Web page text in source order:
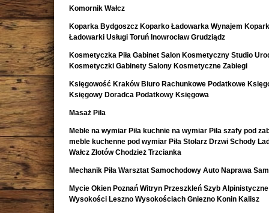
Komornik Wałcz
Koparka Bydgoszcz Koparko Ładowarka Wynajem
Ładowarki Usługi Toruń Inowrocław Grudziądz
Kosmetyczka Piła Gabinet Salon Kosmetyczny Studio
Kosmetyczki Gabinety Salony Kosmetyczne Zabiegi
Księgowość Kraków Biuro Rachunkowe Podatkowe
Księgowy Doradca Podatkowy Księgowa
Masaż Piła
Meble na wymiar Piła kuchnie na wymiar Piła szafy pod
meble kuchenne pod wymiar Piła Stolarz Drzwi Schody
Wałcz Złotów Chodzież Trzcianka
Mechanik Piła Warsztat Samochodowy Auto Naprawa
Mycie Okien Poznań Witryn Przeszkleń Szyb
Wysokości Leszno Wysokościach Gniezno Konin Kalisz